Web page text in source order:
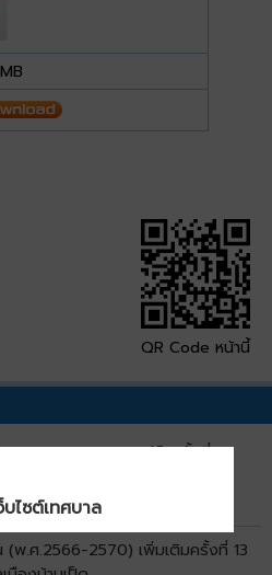
QR Code หน้านี้
พ.ศ.2566-2570) แก้ไขครั้งที่
.ศ.2566-2570) เพิ่มเติมครั้งที่ 13